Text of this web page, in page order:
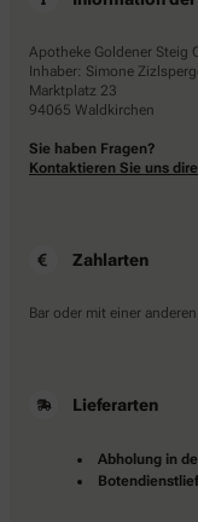
Apotheke Goldener Steig
Inhaber: Simone
Marktplatz 23
94065 Waldkirchen
Sie haben Fragen?
Kontaktieren Sie uns
Zahlarten
Bar oder mit einer
Lieferarten
Abholung in